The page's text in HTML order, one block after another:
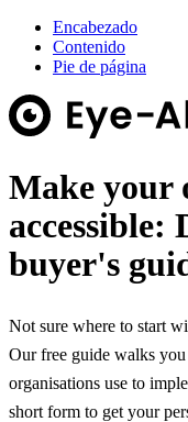
Encabezado
Contenido
Pie de página
Make your
accessible:
buyer's
Not sure where to start
Our free guide walks you
organisations use to
short form to get your